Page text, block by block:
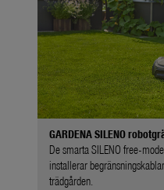
GARDENA SILENO
De smarta SILENO free-
installerar
trädgården.